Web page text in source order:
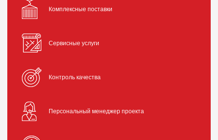
Комплексные поставки
Сервисные услуги
Контроль качества
Персональный менеджер проекта